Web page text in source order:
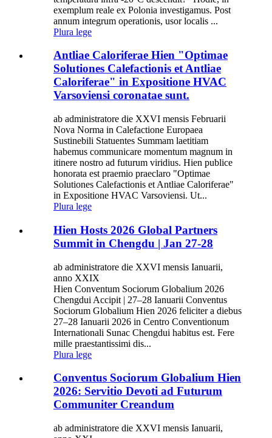
exemplum reale ex Polonia investigamus. Post
annum integrum operationis, usor localis ...
Plura lege
Antliae Caloriferae Hien "Optimae
Solutiones Calefactionis et Antliae
Caloriferae" in Expositione HVAC
Varsoviensi coronatae sunt.
ab administratore die XXVI mensis Februarii
Nova Norma in Calefactione Europaea
Sustinebili Statuentes Summam laetitiam
habemus communicare momentum magnum in
itinere nostro ad futurum viridius. Hien publice
honorata est praemio praeclaro "Optimae
Solutiones Calefactionis et Antliae Caloriferae"
in Expositione HVAC Varsoviensi. Ut...
Plura lege
Hien Hosts 2026 Global Partners
Summit in Chengdu | Jan 27-28
ab administratore die XXVI mensis Ianuarii,
anno XXIX
Hien Conventum Sociorum Globalium 2026
Chengdui Accipit | 27–28 Ianuarii Conventus
Sociorum Globalium Hien 2026 feliciter a diebus
27–28 Ianuarii 2026 in Centro Conventionum
Internationali Sunac Chengdui habitus est. Fere
mille praestantissimi dis...
Plura lege
Conventus Sociorum Globalium Hien
2026: Servitio Devoti ad Futurum
Communiter Creandum
ab administratore die XXVI mensis Ianuarii,